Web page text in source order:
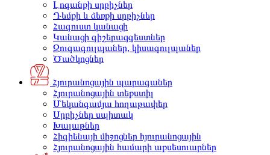
Լոգանքի սրբիչներ
Դեմքի և ձեռքի սրբիչներ
Հագուստ կանացի
Կանացի գիշերազգեստներ
Զուգագուլպաներ, կիսագուլպաներ
Ծածկոցներ
Հյուրանոցային պարագաներ
Հյուրանոցային տեքստիլ
Մեկանգամյա հողաթափեր
Սրբիչներ սպիտակ
Խալաթներ
Հիգիենայի միջոցներ հյուրանոցային
Հյուրանոցային համարի աքսեսուարներ